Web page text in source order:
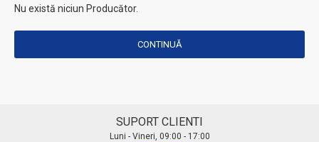
Nu există niciun Producător.
CONTINUĂ
SUPORT CLIENTI
Luni - Vineri, 09:00 - 17:00